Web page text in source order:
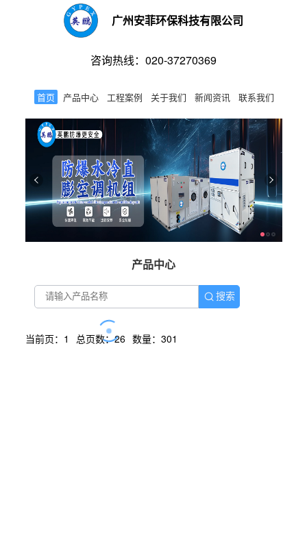
广州安菲环保科技有限公司
咨询热线：020-37270369
首页 产品中心 工程案例 关于我们 新闻资讯 联系我们
产品中心
当前页：1 总页数：26 数量：301
搜索